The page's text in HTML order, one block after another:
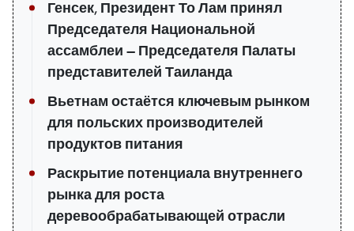
Генсек, Президент То Лам принял
Председателя Национальной
ассамблеи — Председателя Палаты
представителей Таиланда
Вьетнам остаётся ключевым рынком
для польских производителей
продуктов питания
Раскрытие потенциала внутреннего
рынка для роста
деревообрабатывающей отрасли